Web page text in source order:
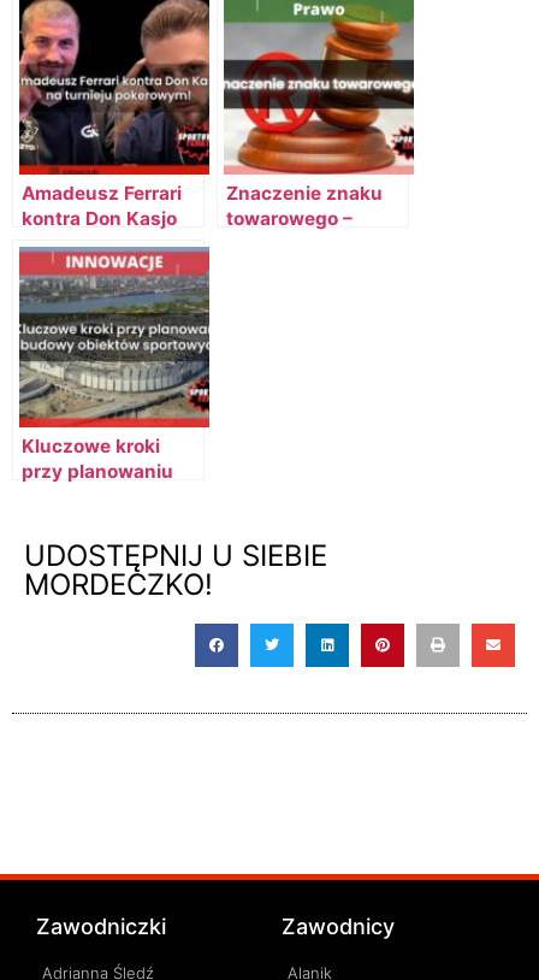
Amadeusz Ferrari
kontra Don Kasjo
na Festiwalu
$ZTO$!
Znaczenie znaku
towarowego –
Kluczowe kroki
przy planowaniu
UDOSTĘPNIJ U SIEBIE
MORDECZKO!
Zawodniczki
Adrianna Śledź
Zawodnicy
Alanik